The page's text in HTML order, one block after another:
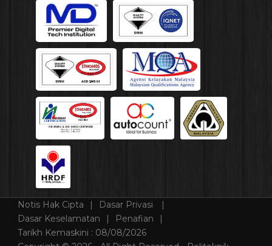
Notis Hak Cipta
Dasar Privasi
Dasar Keselamatan
Penafian
Tarikh Kemaskini : 08/08/2026